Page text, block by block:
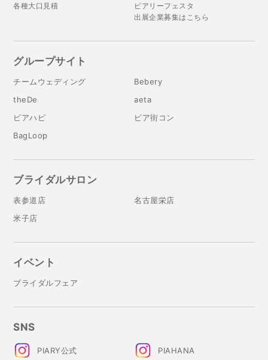
各種大口見積
ピアリーフェスタ
出展企業募集はこちら
グループサイト
チームウェディング
Bebery
theDe
aeta
ピアハピ
ピア街コン
BagLoop
ブライダルサロン
表参道店
名古屋栄店
米子店
イベント
ブライダルフェア
SNS
PIARY公式 PIAHANA